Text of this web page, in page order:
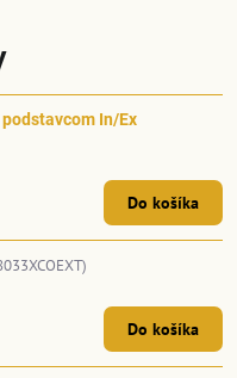
In/Ex
Do košíka
Do košíka